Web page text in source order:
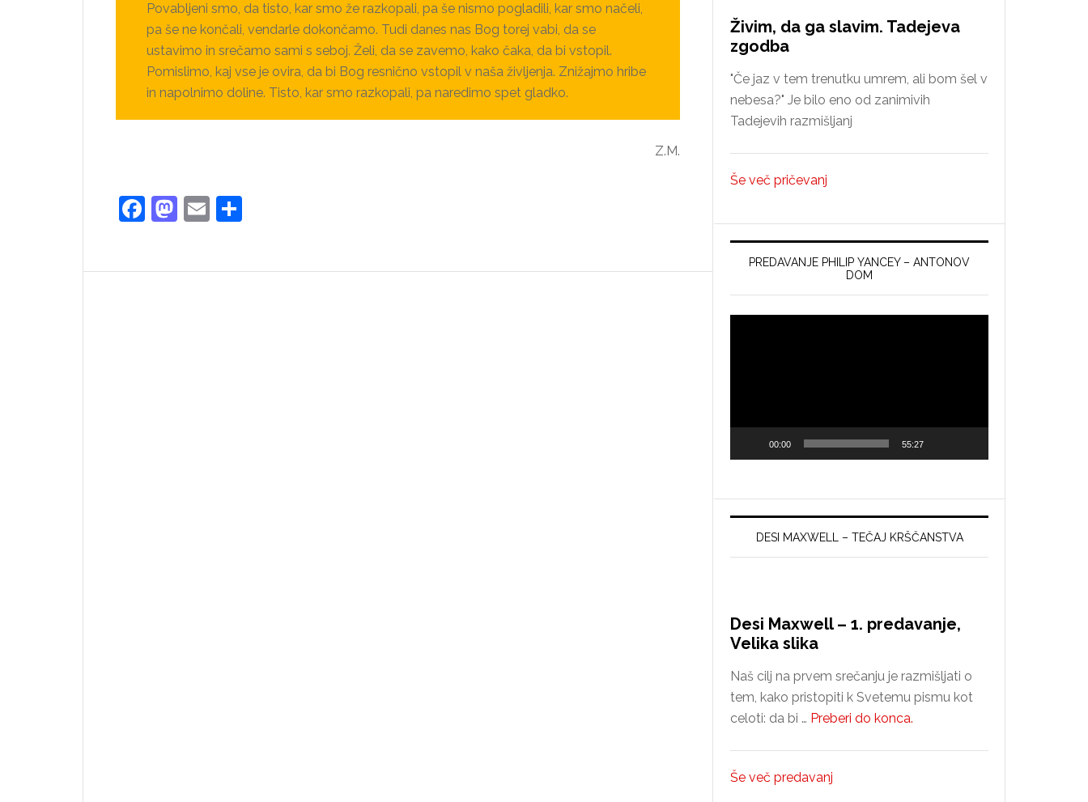
Povabljeni smo, da tisto, kar smo že razkopali, pa še nismo pogladili, kar smo načeli,
pa še ne končali, vendarle dokončamo. Tudi danes nas Bog torej vabi, da se
ustavimo in srečamo sami s seboj. Želi, da se zavemo, kako čaka, da bi vstopil.
Pomislimo, kaj vse je ovira, da bi Bog resnično vstopil v naša življenja. Znižajmo hribe
in napolnimo doline. Tisto, kar smo razkopali, pa naredimo spet gladko.
Z.M.
Facebook
Mastodon
Email
Živim, da ga slavim. Tadejeva
zgodba
"Če jaz v tem trenutku umrem, ali bom šel v
nebesa?" Je bilo eno od zanimivih
Tadejevih razmišljanj
Še več pričevanj
PREDAVANJE PHILIP YANCEY – ANTONOV
DOM
00:00 55:27
DESI MAXWELL – TEČAJ KRŠČANSTVA
Desi Maxwell – 1. predavanje,
Velika slika
Naš cilj na prvem srečanju je razmišljati o
tem, kako pristopiti k Svetemu pismu kot
celoti: da bi … Preberi do konca.
Še več predavanj